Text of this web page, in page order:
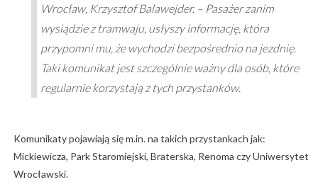
Wrocław, Krzysztof Balawejder. – Pasażer zanim
wysiądzie z tramwaju, usłyszy informację, która
przypomni mu, że wychodzi bezpośrednio na jezdnię.
Taki komunikat jest szczególnie ważny dla osób, które
regularnie korzystają z tych przystanków.
Komunikaty pojawiają się m.in. na takich przystankach jak:
Mickiewicza, Park Staromiejski, Braterska, Renoma czy Uniwersytet
Wrocławski.